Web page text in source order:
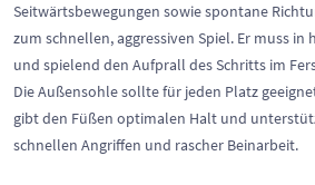
Seitwärtsbewegungen sowie spontane
zum schnellen, aggressiven Spiel. Er muss in
und spielend den Aufprall des Schritts im
Die Außensohle sollte für jeden Platz
gibt den Füßen optimalen Halt und
schnellen Angriffen und rascher Beinarbeit.